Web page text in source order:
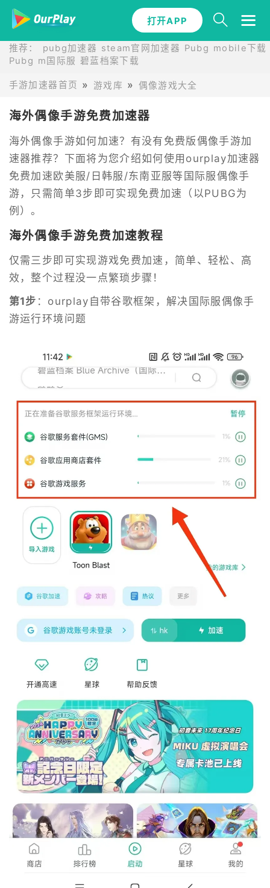
打开APP
推荐： pubg加速器 steam官网加速器 Pubg mobile下载
Pubg m国际服 碧蓝档案下载
手游加速器首页 游戏库 偶像游戏大全
海外偶像手游免费加速器
海外偶像手游如何加速？有没有免费版偶像手游加
速器推荐？下面将为您介绍如何使用ourplay加速器
免费加速欧美服/日韩服/东南亚服等国际服偶像手
游，只需简单3步即可实现免费加速（以PUBG为
例）。
海外偶像手游免费加速教程
仅需三步即可实现游戏免费加速，简单、轻松、高
效，整个过程没一点繁琐步骤！
第1步 ：ourplay自带谷歌框架，解决国际服偶像手
游运行环境问题